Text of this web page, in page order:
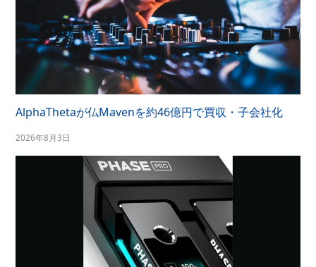
AlphaThetaが仏Mavenを約46億円で買収・子会社化
2026年8月3日